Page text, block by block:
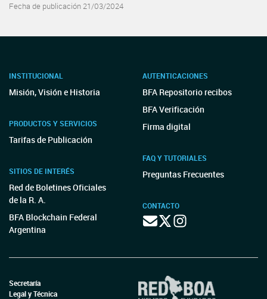
Fecha de publicación 21/03/2024
INSTITUCIONAL
Misión, Visión e Historia
PRODUCTOS Y SERVICIOS
Tarifas de Publicación
SITIOS DE INTERÉS
Red de Boletines Oficiales
de la R. A.
BFA Blockchain Federal
Argentina
AUTENTICACIONES
BFA Repositorio recibos
BFA Verificación
Firma digital
FAQ Y TUTORIALES
Preguntas Frecuentes
CONTACTO
Secretaría
Legal y Técnica